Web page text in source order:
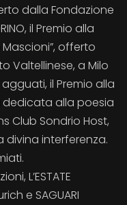
dalla Fondazione
il Premio alla
offerto
Valtellinese, a Milo
agguati, il Premio alla
alla poesia
Club Sondrio Host,
divina interferenza.
L’ESTATE
e SAGUARI